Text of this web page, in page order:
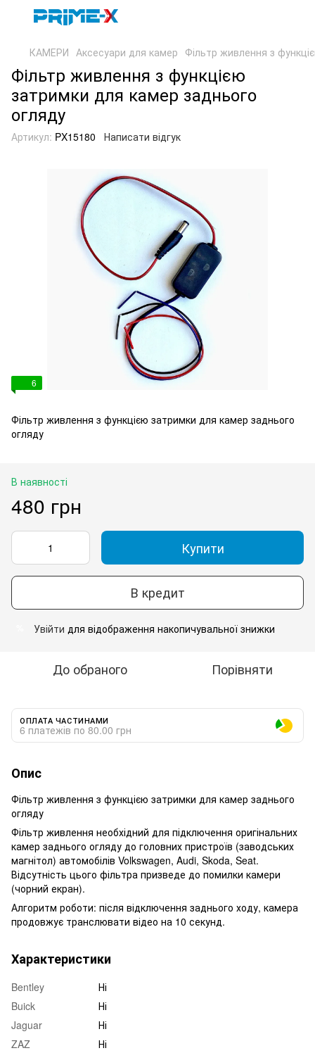
КАМЕРИ Аксесуари для камер Фільтр живлення з
Фільтр живлення з функцією
затримки для камер заднього
огляду
Артикул: PX15180 Написати відгук
6
Фільтр живлення з функцією затримки для камер заднього
огляду
В наявності
480 грн
Купити
В кредит
Увійти для відображення накопичувальної знижки
До обраного Порівняти
ОПЛАТА ЧАСТИНАМИ
6 платежів по 80.00 грн
Опис
Фільтр живлення з функцією затримки для камер заднього
огляду
Фільтр живлення необхідний для підключення оригінальних
камер заднього огляду до головних пристроїв (заводських
магнітол) автомобілів Volkswagen, Audi, Skoda, Seat.
Відсутність цього фільтра призведе до помилки камери
(чорний екран).
Алгоритм роботи: після відключення заднього ходу, камера
продовжує транслювати відео на 10 секунд.
Характеристики
Bentley
Ні
Buick
Ні
Jaguar
Ні
ZAZ
Ні